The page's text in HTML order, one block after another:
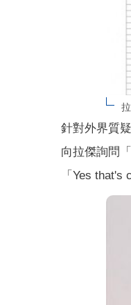
針對外界質
向拉傑詢問
「Yes